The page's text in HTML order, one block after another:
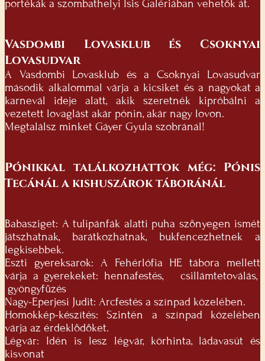
portékák a szombathelyi Isis Galériában vehetők át.
Vasdombi Lovasklub és Csoknyai
Lovasudvar
A Vasdombi Lovasklub és a Csoknyai Lovasudvar
második alkalommal várja a kicsiket és a nagyokat a
karnevál ideje alatt, akik szeretnék kipróbálni a
vezetett lovaglást akár pónin, akár nagy lovon.
Megtalálsz minket Gáyer Gyula szobránál!
Pónikkal találkozhattok még: Pónis
Tecánál a kishuszárok táboránál
Babasziget: A tulipánfák alatti puha szőnyegen ismét
játszhatnak, barátkozhatnak, bukfencezhetnek a
legkisebbek.
Eszti gyereksarok: A Fehérlófia HE tábora mellett
várja a gyerekeket: hennafestés, csillámtetoválás,
gyöngyfűzés
Nagy-Eperjesi Judit: Arcfestés a színpad közelében.
Homokkép-készítés: Szintén a színpad közelében
várja az érdeklődőket.
Légvár: Idén is lesz légvár, körhinta, ládavasút és
kisvonat